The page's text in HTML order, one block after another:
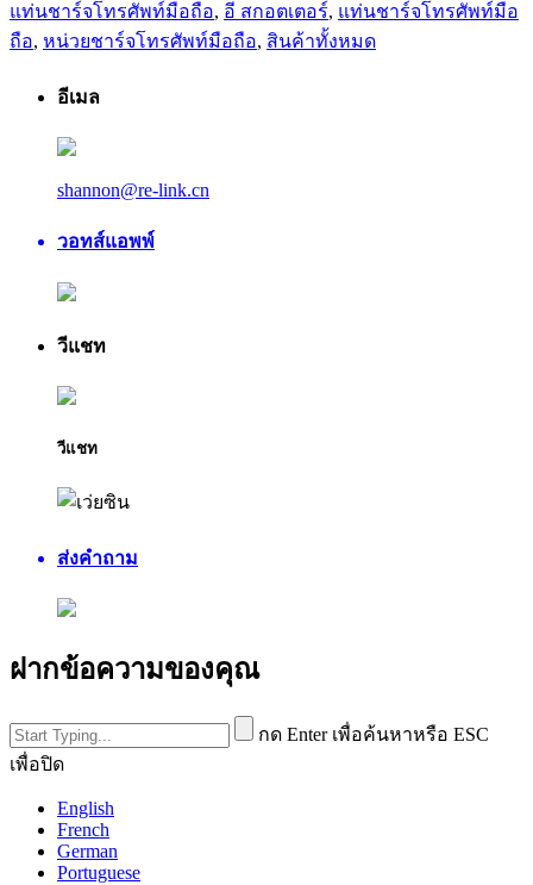
แท่นชาร์จโทรศัพท์มือถือ, อี สกอตเตอร์, แท่นชาร์จโทรศัพท์มือ
ถือ, หน่วยชาร์จโทรศัพท์มือถือ, สินค้าทั้งหมด
อีเมล
shannon@re-link.cn
วอทส์แอพพ์
วีแชท
วีแชท
ส่งคำถาม
ฝากข้อความของคุณ
กด Enter เพื่อค้นหาหรือ ESC
เพื่อปิด
English
French
German
Portuguese